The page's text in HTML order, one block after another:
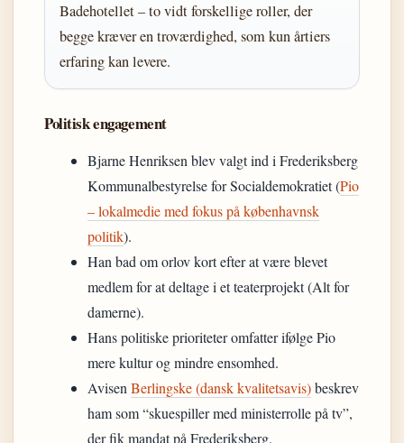
Badehotellet – to vidt forskellige roller, der
begge kræver en troværdighed, som kun årtiers
erfaring kan levere.
Politisk engagement
Bjarne Henriksen blev valgt ind i Frederiksberg
Kommunalbestyrelse for Socialdemokratiet (Pio
– lokalmedie med fokus på københavnsk
politik).
Han bad om orlov kort efter at være blevet
medlem for at deltage i et teaterprojekt (Alt for
damerne).
Hans politiske prioriteter omfatter ifølge Pio
mere kultur og mindre ensomhed.
AvisenBerlingske (dansk kvalitetsavis)beskrev
ham som “skuespiller med ministerrolle på tv”,
der fik mandat på Frederiksberg.